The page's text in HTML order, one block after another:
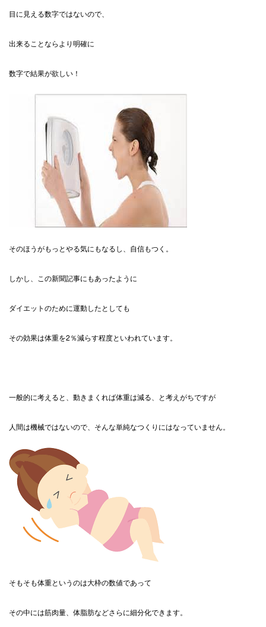
目に見える数字ではないので、
出来ることならより明確に
数字で結果が欲しい！
そのほうがもっとやる気にもなるし、自信もつく。
しかし、この新聞記事にもあったように
ダイエットのために運動したとしても
その効果は体重を2％減らす程度といわれています。
一般的に考えると、動きまくれば体重は減る、と考えがちですが
人間は機械ではないので、そんな単純なつくりにはなっていません。
そもそも体重というのは大枠の数値であって
その中には筋肉量、体脂肪などさらに細分化できます。